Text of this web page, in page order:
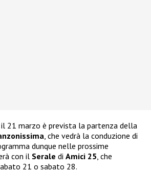
21 marzo è prevista la partenza della
, che vedrà la conduzione di
dunque nelle prossime
con il Serale di Amici 25 , che
21 o sabato 28.